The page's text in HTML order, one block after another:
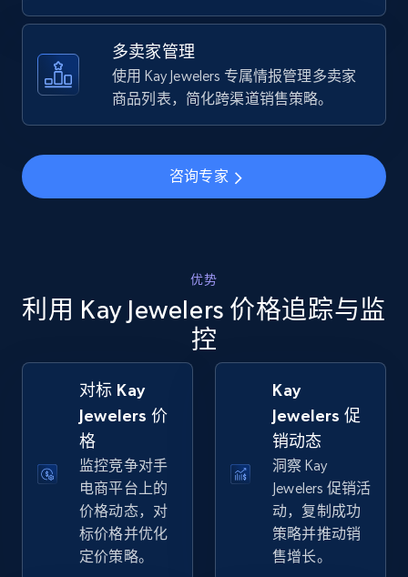
Walmart - products - Find new products by
using specific category URL
URL, Final price, Sku, Currency, Gtin,
Specifications, Image urls, Top reviews, and
5.6K+ 875+ 立即开始
Walmart - products - Collects products by
specific keywords
URL, Final price, Sku, Currency, Gtin,
5.6K+ 875+ 立即开始
Walmart - products - Discover products by
using sku numbers
URL, Final price, Sku, Currency, Gtin,
多卖家管理
使用 Kay Jewelers 专属情报管理多卖家
商品列表，简化跨渠道销售策略。
咨询专家
优势
利用 Kay Jewelers 价格追踪与监
控
对标 Kay
Jewelers 价
格
监控竞争对手
电商平台上的
价格动态，对
标价格并优化
定价策略。
Kay
Jewelers 促
销动态
洞察 Kay
Jewelers 促销活
动，复制成功
策略并推动销
售增长。